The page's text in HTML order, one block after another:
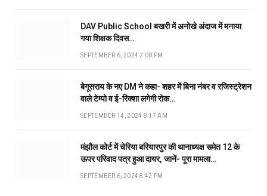
DAV Public School बखरी में अनोखे अंदाज में मनाया
गया शिक्षक दिवस…
SEPTEMBER 6, 2024 2:00 PM
बेगूसराय के नए DM ने कहा- शहर में बिना नंबर व रजिस्ट्रेशन
वाले टेम्पो व ई-रिक्शा लगेगी रोक…
SEPTEMBER 14, 2024 8:17 AM
मंझौल कोर्ट में चेरिया बरियारपुर की थानाध्यक्ष समेत 12 के
ऊपर परिवाद पत्र हुआ दायर, जानें- पूरा मामला…
SEPTEMBER 6, 2024 8:42 PM